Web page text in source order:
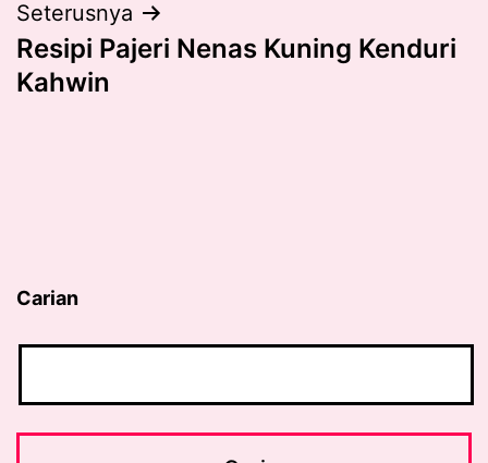
Seterusnya
Resipi Pajeri Nenas Kuning Kenduri
Kahwin
Carian